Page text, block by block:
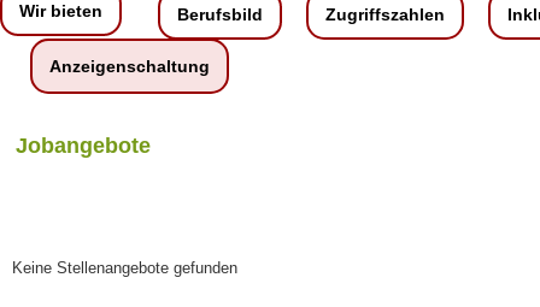
Wir bieten Berufsbild Zugriffszahlen
Anzeigenschaltung
Jobangebote
Keine Stellenangebote gefunden